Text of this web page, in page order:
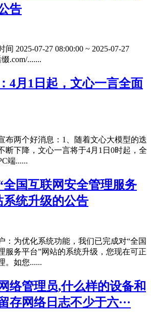
告
2025-07-27 08:00:00 ~ 2025-07-27
.com/.......
4月1日起，文心一言全面
布两个好消息：1、随着文心大模型的迭
断下降，文心一言将于4月1日0时起，全
端......
全国互联网安全管理服务
系统升级的公告
：为优化系统功能，我们已完成对“全国
服务平台”网站的系统升级，您现在可正
。如您......
络管理员,什么样的设备和
存网络日志不少于六···